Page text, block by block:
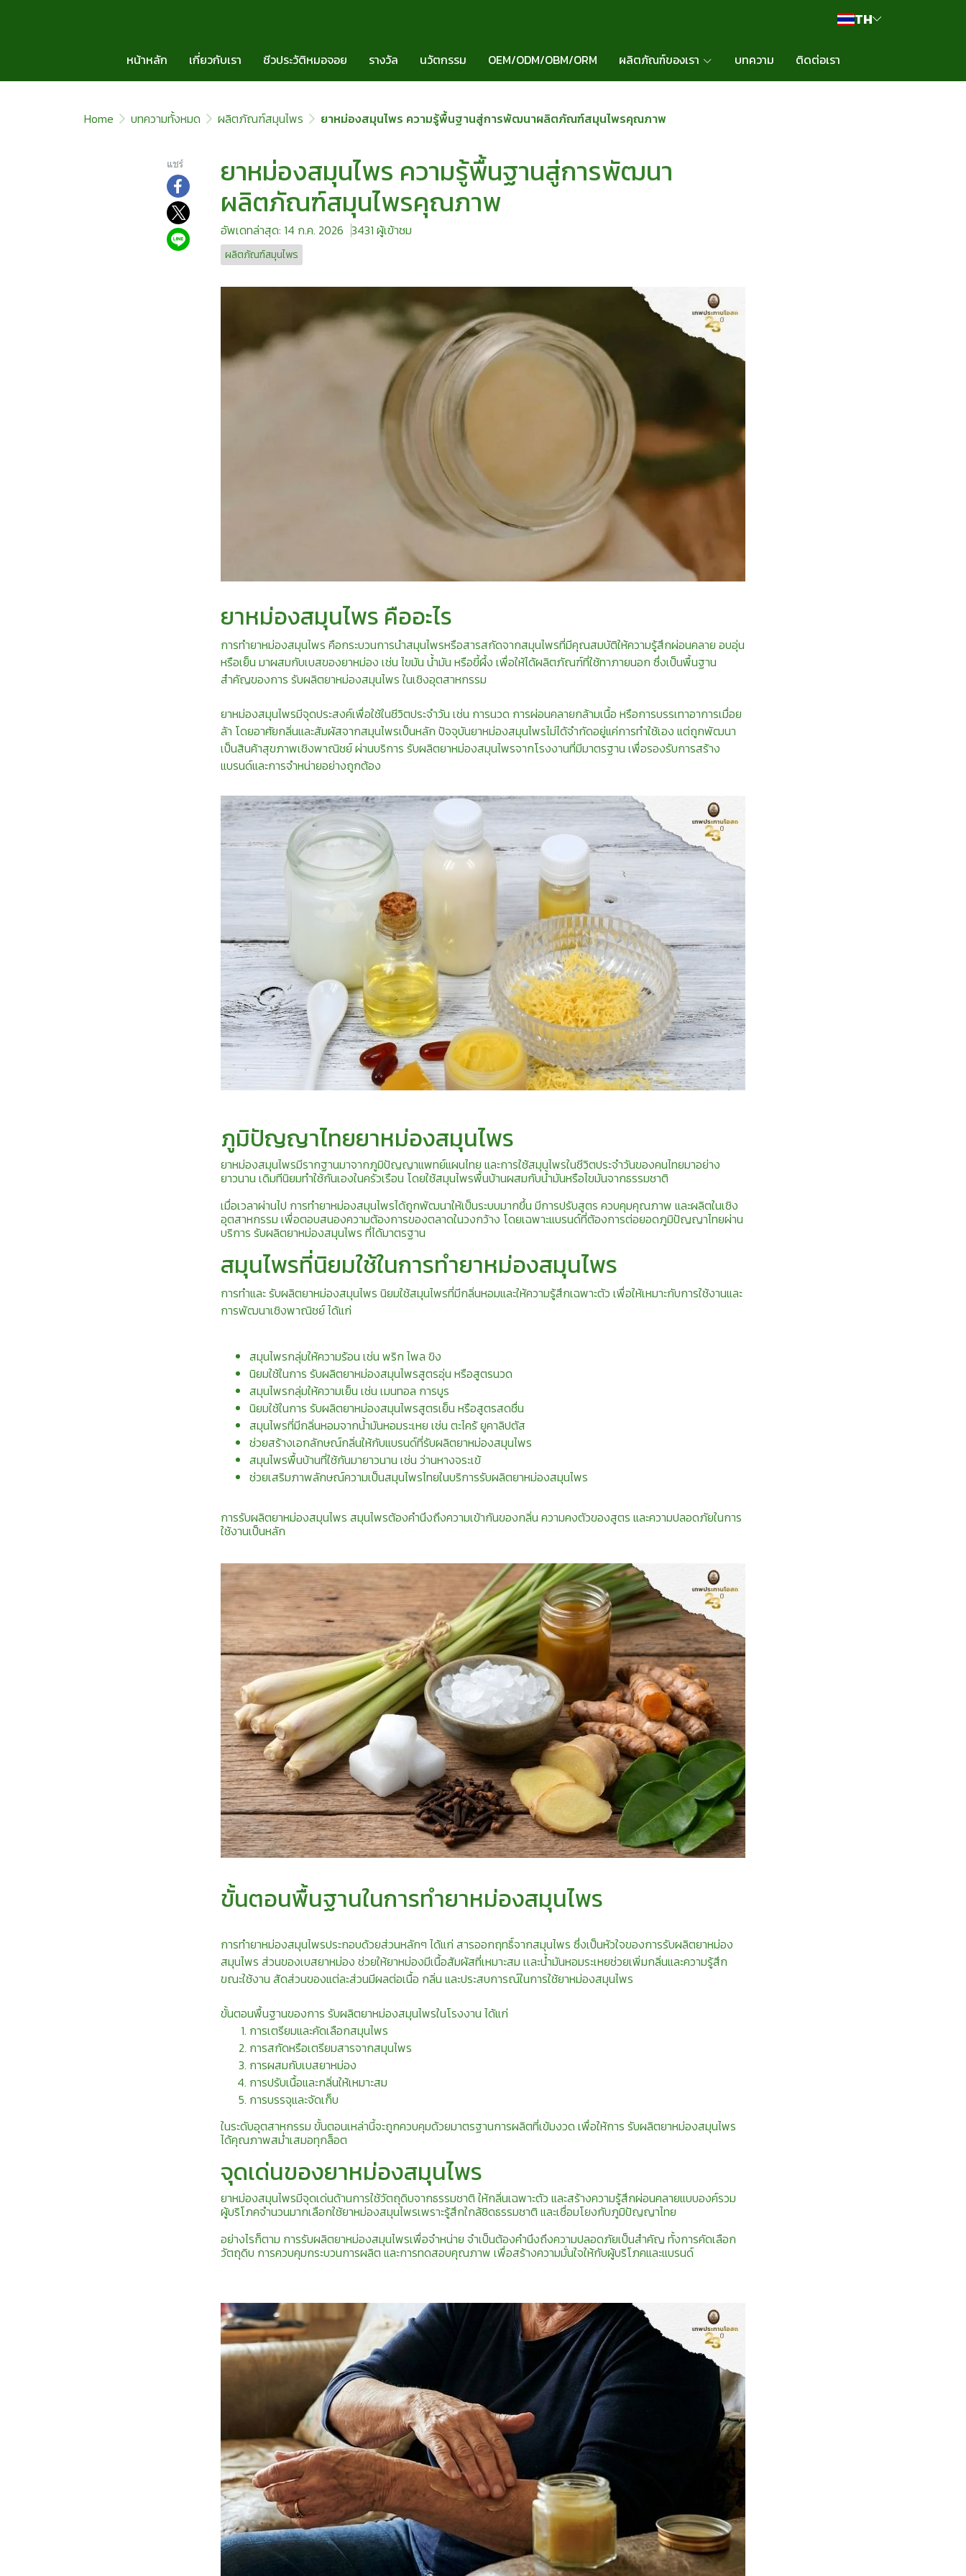
TH
หน้าหลัก เกี่ยวกับเรา ชีวประวัติหมอจอย รางวัล นวัตกรรม OEM/ODM/OBM/ORM ผลิตภัณฑ์ของเรา บทความ ติดต่อเรา
Home บทความทั้งหมด ผลิตภัณฑ์สมุนไพร ยาหม่องสมุนไพร ความรู้พื้นฐานสู่การพัฒนาผลิตภัณฑ์สมุนไพรคุณภาพ
แชร์ ยาหม่องสมุนไพร ความรู้พื้นฐานสู่การพัฒนา
ผลิตภัณฑ์สมุนไพรคุณภาพ
อัพเดทล่าสุด: 14 ก.ค. 2026 3431 ผู้เข้าชม
ผลิตภัณฑ์สมุนไพร
ยาหม่องสมุนไพร คืออะไร
การทำยาหม่องสมุนไพร คือกระบวนการนำสมุนไพรหรือสารสกัดจากสมุนไพรที่มีคุณสมบัติให้ความรู้สึกผ่อนคลาย อบอุ่น
หรือเย็น มาผสมกับเบสของยาหม่อง เช่น ไขมัน น้ำมัน หรือขี้ผึ้ง เพื่อให้ได้ผลิตภัณฑ์ที่ใช้ทาภายนอก ซึ่งเป็นพื้นฐาน
สำคัญของการ รับผลิตยาหม่องสมุนไพร ในเชิงอุตสาหกรรม
ยาหม่องสมุนไพรมีจุดประสงค์เพื่อใช้ในชีวิตประจำวัน เช่น การนวด การผ่อนคลายกล้ามเนื้อ หรือการบรรเทาอาการเมื่อย
ล้า โดยอาศัยกลิ่นและสัมผัสจากสมุนไพรเป็นหลัก ปัจจุบันยาหม่องสมุนไพรไม่ได้จำกัดอยู่แค่การทำใช้เอง แต่ถูกพัฒนา
เป็นสินค้าสุขภาพเชิงพาณิชย์ ผ่านบริการ รับผลิตยาหม่องสมุนไพรจากโรงงานที่มีมาตรฐาน เพื่อรองรับการสร้าง
แบรนด์และการจำหน่ายอย่างถูกต้อง
ภูมิปัญญาไทยยาหม่องสมุนไพร
ยาหม่องสมุนไพรมีรากฐานมาจากภูมิปัญญาแพทย์แผนไทย และการใช้สมุนไพรในชีวิตประจำวันของคนไทยมาอย่าง
ยาวนาน เดิมทีนิยมทำใช้กันเองในครัวเรือน โดยใช้สมุนไพรพื้นบ้านผสมกับน้ำมันหรือไขมันจากธรรมชาติ
เมื่อเวลาผ่านไป การทำยาหม่องสมุนไพรได้ถูกพัฒนาให้เป็นระบบมากขึ้น มีการปรับสูตร ควบคุมคุณภาพ และผลิตในเชิง
อุตสาหกรรม เพื่อตอบสนองความต้องการของตลาดในวงกว้าง โดยเฉพาะแบรนด์ที่ต้องการต่อยอดภูมิปัญญาไทยผ่าน
บริการ รับผลิตยาหม่องสมุนไพร ที่ได้มาตรฐาน
สมุนไพรที่นิยมใช้ในการทำยาหม่องสมุนไพร
การทำและ รับผลิตยาหม่องสมุนไพร นิยมใช้สมุนไพรที่มีกลิ่นหอมและให้ความรู้สึกเฉพาะตัว เพื่อให้เหมาะกับการใช้งานและ
การพัฒนาเชิงพาณิชย์ ได้แก่
สมุนไพรกลุ่มให้ความร้อน เช่น พริก ไพล ขิง
นิยมใช้ในการ รับผลิตยาหม่องสมุนไพรสูตรอุ่น หรือสูตรนวด
สมุนไพรกลุ่มให้ความเย็น เช่น เมนทอล การบูร
นิยมใช้ในการ รับผลิตยาหม่องสมุนไพรสูตรเย็น หรือสูตรสดชื่น
สมุนไพรที่มีกลิ่นหอมจากน้ำมันหอมระเหย เช่น ตะไคร้ ยูคาลิปตัส
ช่วยสร้างเอกลักษณ์กลิ่นให้กับแบรนด์ที่รับผลิตยาหม่องสมุนไพร
สมุนไพรพื้นบ้านที่ใช้กันมายาวนาน เช่น ว่านหางจระเข้
ช่วยเสริมภาพลักษณ์ความเป็นสมุนไพรไทยในบริการรับผลิตยาหม่องสมุนไพร
การรับผลิตยาหม่องสมุนไพร สมุนไพรต้องคำนึงถึงความเข้ากันของกลิ่น ความคงตัวของสูตร และความปลอดภัยในการ
ใช้งานเป็นหลัก
ขั้นตอนพื้นฐานในการทำยาหม่องสมุนไพร
การทำยาหม่องสมุนไพรประกอบด้วยส่วนหลักๆ ได้แก่ สารออกฤทธิ์จากสมุนไพร ซึ่งเป็นหัวใจของการรับผลิตยาหม่อง
สมุนไพร ส่วนของเบสยาหม่อง ช่วยให้ยาหม่องมีเนื้อสัมผัสที่เหมาะสม เเละน้ำมันหอมระเหยช่วยเพิ่มกลิ่นและความรู้สึก
ขณะใช้งาน สัดส่วนของแต่ละส่วนมีผลต่อเนื้อ กลิ่น และประสบการณ์ในการใช้ยาหม่องสมุนไพร
ขั้นตอนพื้นฐานของการ รับผลิตยาหม่องสมุนไพรในโรงงาน ได้แก่
การเตรียมและคัดเลือกสมุนไพร
การสกัดหรือเตรียมสารจากสมุนไพร
การผสมกับเบสยาหม่อง
การปรับเนื้อและกลิ่นให้เหมาะสม
การบรรจุและจัดเก็บ
ในระดับอุตสาหกรรม ขั้นตอนเหล่านี้จะถูกควบคุมด้วยมาตรฐานการผลิตที่เข้มงวด เพื่อให้การ รับผลิตยาหม่องสมุนไพร
ได้คุณภาพสม่ำเสมอทุกล็อต
จุดเด่นของยาหม่องสมุนไพร
ยาหม่องสมุนไพรมีจุดเด่นด้านการใช้วัตถุดิบจากธรรมชาติ ให้กลิ่นเฉพาะตัว และสร้างความรู้สึกผ่อนคลายแบบองค์รวม
ผู้บริโภคจำนวนมากเลือกใช้ยาหม่องสมุนไพรเพราะรู้สึกใกล้ชิดธรรมชาติ และเชื่อมโยงกับภูมิปัญญาไทย
อย่างไรก็ตาม การรับผลิตยาหม่องสมุนไพรเพื่อจำหน่าย จำเป็นต้องคำนึงถึงความปลอดภัยเป็นสำคัญ ทั้งการคัดเลือก
วัตถุดิบ การควบคุมกระบวนการผลิต และการทดสอบคุณภาพ เพื่อสร้างความมั่นใจให้กับผู้บริโภคและแบรนด์